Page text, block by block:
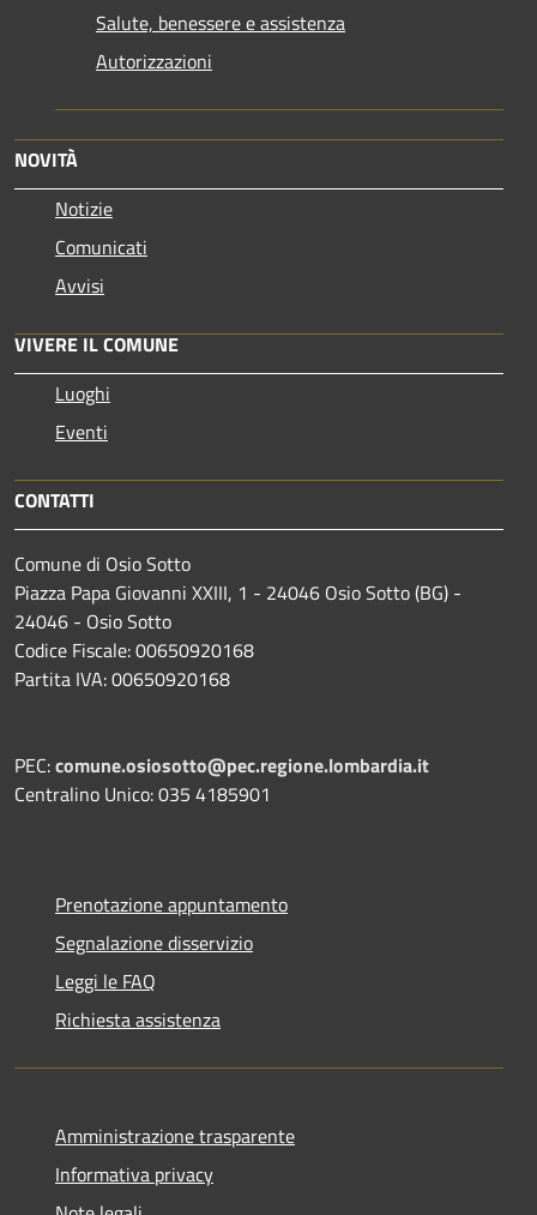
Salute, benessere e assistenza
Autorizzazioni
NOVITÀ
Notizie
Comunicati
Avvisi
VIVERE IL COMUNE
Luoghi
Eventi
CONTATTI
Comune di Osio Sotto
Piazza Papa Giovanni XXIII, 1 - 24046 Osio Sotto (BG) -
24046 - Osio Sotto
Codice Fiscale: 00650920168
Partita IVA: 00650920168
PEC:comune.osiosotto@pec.regione.lombardia.it
Centralino Unico: 035 4185901
Prenotazione appuntamento
Segnalazione disservizio
Leggi le FAQ
Richiesta assistenza
Amministrazione trasparente
Informativa privacy